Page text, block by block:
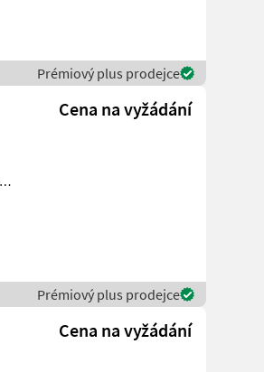
Prémiový plus prodejce
Cena na vyžádání
Prémiový plus prodejce
Cena na vyžádání